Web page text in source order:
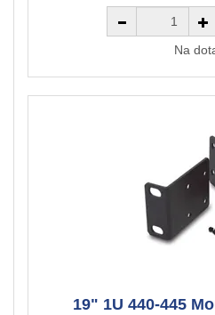
Na
19" 1U 440-445